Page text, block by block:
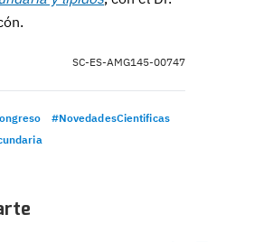
SC-ES-AMG145-00747
#NovedadesCientificas